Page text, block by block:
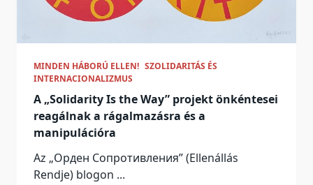
MINDEN HÁBORÚ ELLEN! SZOLIDARITÁS ÉS
INTERNACIONALIZMUS
A „Solidarity Is the Way” projekt önkéntesei
reagálnak a rágalmazásra és a
manipulációra
Az „Орден Сопротивления” (Ellenállás
Rendje) blogon ...